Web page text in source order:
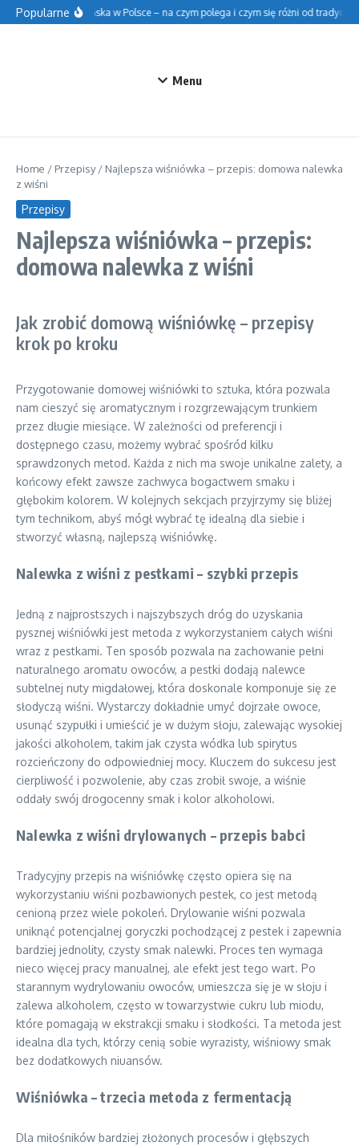
Przejdź do treści
PopularneSzkoła fińska w Polsce – na czym polega i czym się różni od tradycyjnej
Menu
Home / Przepisy/ Najlepsza wiśniówka – przepis: domowa nalewka
z wiśni
Przepisy
Najlepsza wiśniówka – przepis:
domowa nalewka z wiśni
Jak zrobić domową wiśniówkę – przepisy
krok po kroku
Przygotowanie domowej wiśniówki to sztuka, która pozwala
nam cieszyć się aromatycznym i rozgrzewającym trunkiem
przez długie miesiące. W zależności od preferencji i
dostępnego czasu, możemy wybrać spośród kilku
sprawdzonych metod. Każda z nich ma swoje unikalne zalety, a
końcowy efekt zawsze zachwyca bogactwem smaku i
głębokim kolorem. W kolejnych sekcjach przyjrzymy się bliżej
tym technikom, abyś mógł wybrać tę idealną dla siebie i
stworzyć własną, najlepszą wiśniówkę.
Nalewka z wiśni z pestkami – szybki przepis
Jedną z najprostszych i najszybszych dróg do uzyskania
pysznej wiśniówki jest metoda z wykorzystaniem całych wiśni
wraz z pestkami. Ten sposób pozwala na zachowanie pełni
naturalnego aromatu owoców, a pestki dodają nalewce
subtelnej nuty migdałowej, która doskonale komponuje się ze
słodyczą wiśni. Wystarczy dokładnie umyć dojrzałe owoce,
usunąć szypułki i umieścić je w dużym słoju, zalewając wysokiej
jakości alkoholem, takim jak czysta wódka lub spirytus
rozcieńczony do odpowiedniej mocy. Kluczem do sukcesu jest
cierpliwość i pozwolenie, aby czas zrobił swoje, a wiśnie
oddały swój drogocenny smak i kolor alkoholowi.
Nalewka z wiśni drylowanych – przepis babci
Tradycyjny przepis na wiśniówkę często opiera się na
wykorzystaniu wiśni pozbawionych pestek, co jest metodą
cenioną przez wiele pokoleń. Drylowanie wiśni pozwala
uniknąć potencjalnej goryczki pochodzącej z pestek i zapewnia
bardziej jednolity, czysty smak nalewki. Proces ten wymaga
nieco więcej pracy manualnej, ale efekt jest tego wart. Po
starannym wydrylowaniu owoców, umieszcza się je w słoju i
zalewa alkoholem, często w towarzystwie cukru lub miodu,
które pomagają w ekstrakcji smaku i słodkości. Ta metoda jest
idealna dla tych, którzy cenią sobie wyrazisty, wiśniowy smak
bez dodatkowych niuansów.
Wiśniówka – trzecia metoda z fermentacją
Dla miłośników bardziej złożonych procesów i głębszych